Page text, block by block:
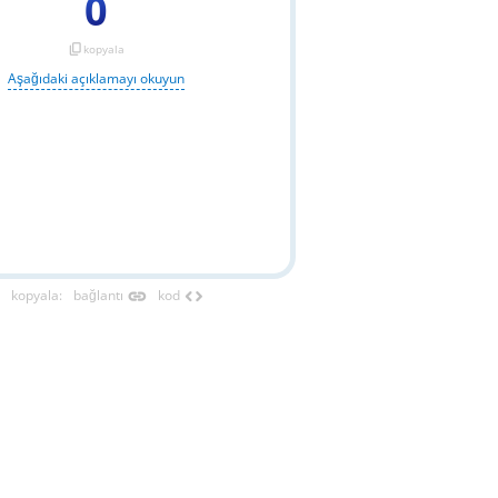
content_copy kopyala
Aşağıdaki açıklamayı okuyun
kopyala: bağlantı link kod code